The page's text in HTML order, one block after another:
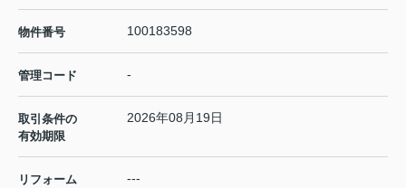
物件番号 100183598
管理コード -
取引条件の
有効期限
2026年08月19日
リフォーム ---